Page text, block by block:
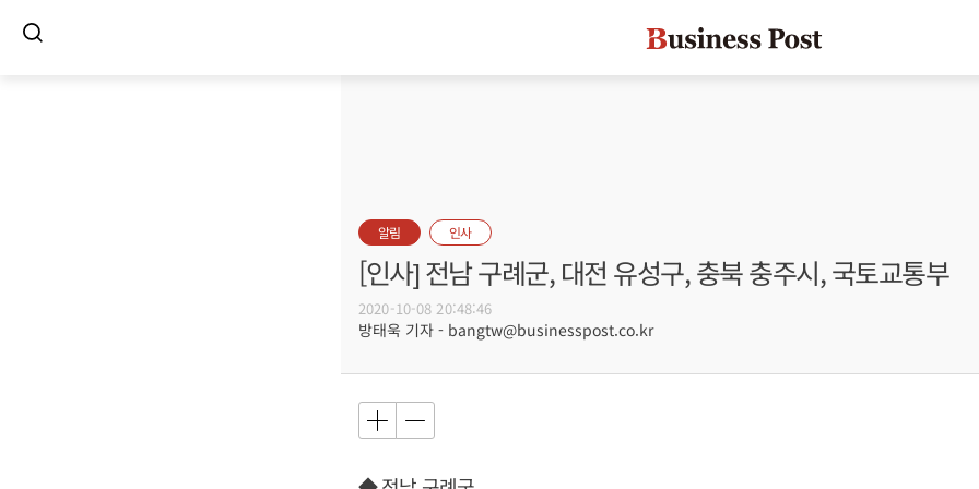
알림 인사
[인사] 전남 구례군, 대전 유성구, 충북 충주시, 국토교통부
2020-10-08 20:48:46
방태욱 기자 - bangtw@businesspost.co.kr